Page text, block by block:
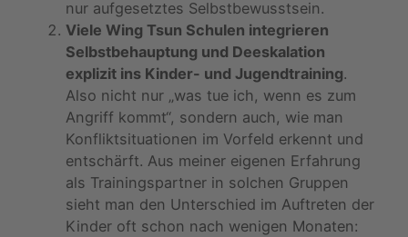
nur aufgesetztes Selbstbewusstsein.
Viele Wing Tsun Schulen integrieren
Selbstbehauptung und Deeskalation
explizit ins Kinder- und Jugendtraining.
Also nicht nur „was tue ich, wenn es zum
Angriff kommt“, sondern auch, wie man
Konfliktsituationen im Vorfeld erkennt und
entschärft. Aus meiner eigenen Erfahrung
als Trainingspartner in solchen Gruppen
sieht man den Unterschied im Auftreten der
Kinder oft schon nach wenigen Monaten: